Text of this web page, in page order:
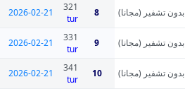
بدون تشفير (مجانا) 8
321
tur
2026-02-21
بدون تشفير (مجانا) 9
331
tur
2026-02-21
بدون تشفير (مجانا) 10
341
tur
2026-02-21